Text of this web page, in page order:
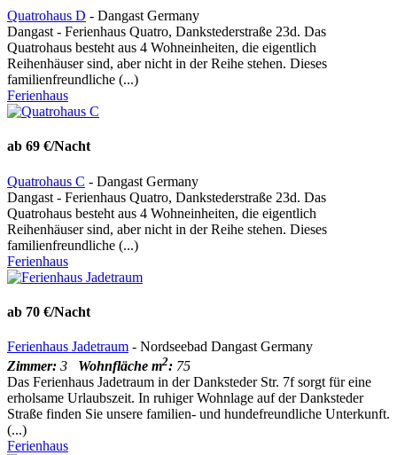
Quatrohaus D - Dangast Germany
Dangast - Ferienhaus Quatro, Dankstederstraße 23d. Das
Quatrohaus besteht aus 4 Wohneinheiten, die eigentlich
Reihenhäuser sind, aber nicht in der Reihe stehen. Dieses
familienfreundliche (...)
Ferienhaus
ab 69 €/Nacht
Quatrohaus C - Dangast Germany
Dangast - Ferienhaus Quatro, Dankstederstraße 23d. Das
Quatrohaus besteht aus 4 Wohneinheiten, die eigentlich
Reihenhäuser sind, aber nicht in der Reihe stehen. Dieses
familienfreundliche (...)
Ferienhaus
ab 70 €/Nacht
Ferienhaus Jadetraum - Nordseebad Dangast Germany
Zimmer: 3 Wohnfläche m2: 75
Das Ferienhaus Jadetraum in der Danksteder Str. 7f sorgt für eine
erholsame Urlaubszeit. In ruhiger Wohnlage auf der Danksteder
Straße finden Sie unsere familien- und hundefreundliche Unterkunft.
(...)
Ferienhaus